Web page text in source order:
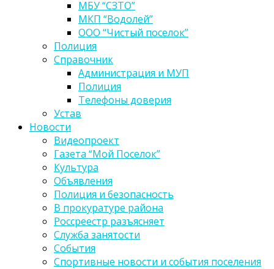
МБУ “СЗТО”
МКП “Водолей”
ООО “Чистый поселок”
Полиция
Справочник
Администрация и МУП
Полиция
Телефоны доверия
Устав
Новости
Видеопроект
Газета “Мой Поселок”
Культура
Объявления
Полиция и безопасность
В прокуратуре района
Россреестр разъясняет
Служба занятости
События
Спортивные новости и события поселения